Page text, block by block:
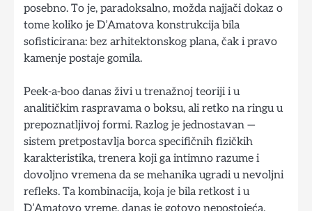
posebno. To je, paradoksalno, možda najjači dokaz o
tome koliko je D’Amatova konstrukcija bila
sofisticirana: bez arhitektonskog plana, čak i pravo
kamenje postaje gomila.
Peek-a-boo danas živi u trenažnoj teoriji i u
analitičkim raspravama o boksu, ali retko na ringu u
prepoznatljivoj formi. Razlog je jednostavan —
sistem pretpostavlja borca specifičnih fizičkih
karakteristika, trenera koji ga intimno razume i
dovoljno vremena da se mehanika ugradi u nevoljni
refleks. Ta kombinacija, koja je bila retkost i u